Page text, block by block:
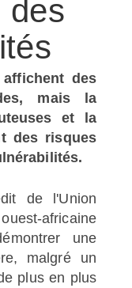
des
des
mais la
et la
des risques
de l'Union
africaine
une
malgré un
plus en plus